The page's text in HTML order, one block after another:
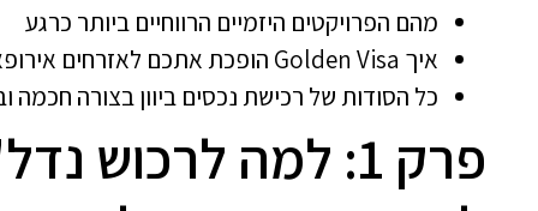
מהם הפרויקטים היזמיים הרווחיים ביותר כרגע
איך Golden Visa הופכת אתכם לאזרחים אירופאים
כל הסודות של רכישת נכסים ביוון בצורה חכמה